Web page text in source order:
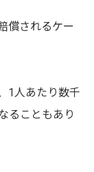
償されるケー
1人あたり数千
ることもあり